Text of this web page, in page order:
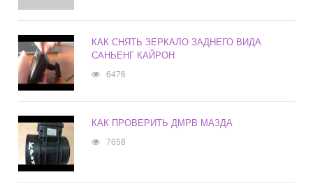
КАК СНЯТЬ ЗЕРКАЛО ЗАДНЕГО ВИДА
САНЬЕНГ КАЙРОН
6476
КАК ПРОВЕРИТЬ ДМРВ МАЗДА
7658